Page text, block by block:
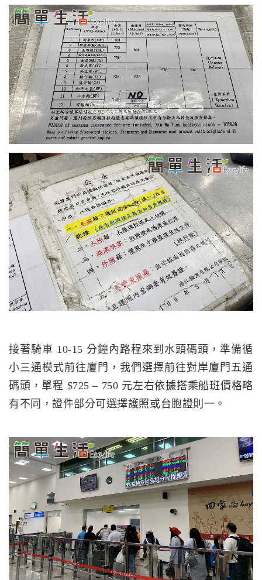
接著騎車 10-15 分鐘內路程來到水頭碼頭，準備循
小三通模式前往廈門，我們選擇前往對岸廈門五通
碼頭，單程 $725 – 750 元左右依據搭乘船班價格略
有不同，證件部分可選擇護照或台胞證則一。